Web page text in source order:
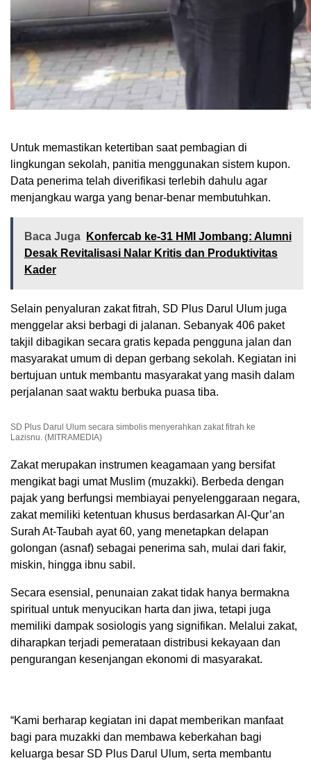
Untuk memastikan ketertiban saat pembagian di
lingkungan sekolah, panitia menggunakan sistem kupon.
Data penerima telah diverifikasi terlebih dahulu agar
menjangkau warga yang benar-benar membutuhkan.
Baca Juga
Konfercab ke-31 HMI Jombang: Alumni
Desak Revitalisasi Nalar Kritis dan Produktivitas
Kader
Selain penyaluran zakat fitrah, SD Plus Darul Ulum juga
menggelar aksi berbagi di jalanan. Sebanyak 406 paket
takjil dibagikan secara gratis kepada pengguna jalan dan
masyarakat umum di depan gerbang sekolah. Kegiatan ini
bertujuan untuk membantu masyarakat yang masih dalam
perjalanan saat waktu berbuka puasa tiba.
SD Plus Darul Ulum secara simbolis menyerahkan zakat fitrah ke
Lazisnu. (MITRAMEDIA)
Zakat merupakan instrumen keagamaan yang bersifat
mengikat bagi umat Muslim (muzakki). Berbeda dengan
pajak yang berfungsi membiayai penyelenggaraan negara,
zakat memiliki ketentuan khusus berdasarkan Al-Qur’an
Surah At-Taubah ayat 60, yang menetapkan delapan
golongan (asnaf) sebagai penerima sah, mulai dari fakir,
miskin, hingga ibnu sabil.
Secara esensial, penunaian zakat tidak hanya bermakna
spiritual untuk menyucikan harta dan jiwa, tetapi juga
memiliki dampak sosiologis yang signifikan. Melalui zakat,
diharapkan terjadi pemerataan distribusi kekayaan dan
pengurangan kesenjangan ekonomi di masyarakat.
“Kami berharap kegiatan ini dapat memberikan manfaat
bagi para muzakki dan membawa keberkahan bagi
keluarga besar SD Plus Darul Ulum, serta membantu